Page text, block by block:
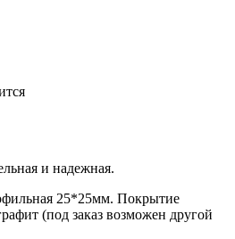
и надежная.
25*25мм. Покрытие
(под заказ возможен другой